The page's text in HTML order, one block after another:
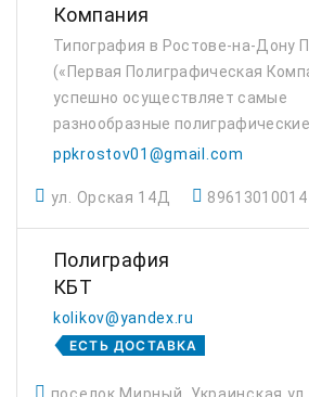
Компания
Типография в Ростове-на-Дону
(«Первая Полиграфическая
успешно осуществляет самые
разнообразные полиграфические
1998 года. Пятнадцатилетний
компании приобрести
c...
ppkrostov01@gmail.com
ул. Орская 14Д 89613010014
Полиграфия
КБТ
kolikov@yandex.ru
ЕСТЬ ДОСТАВКА